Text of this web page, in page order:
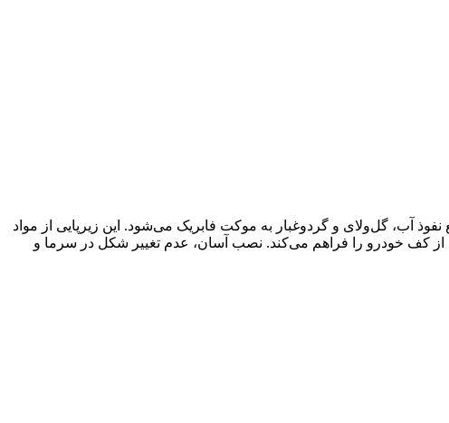
خودرو، مانع نفوذ آب، گل‌ولای و گردوغبار به موکت فابریک می‌شود. این زیرپایی از مواد
از کف خودرو را فراهم می‌کند. نصب آسان، عدم تغییر شکل در سرما و